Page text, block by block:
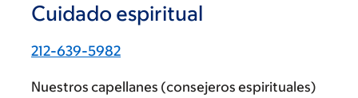
Cuidado espiritual
212-639-5982
Nuestros capellanes (consejeros espirituales)